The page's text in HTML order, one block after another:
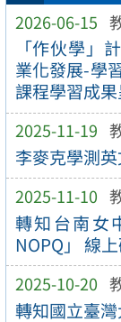
2026-06-15
「作伙學」
業化發展-學
課程學習成
2025-11-19
李麥克學測
2025-11-10
轉知台南女
NOPQ」 線
2025-10-20
轉知國立臺